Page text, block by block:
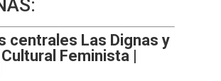
centrales Las Dignas y
Feminista |